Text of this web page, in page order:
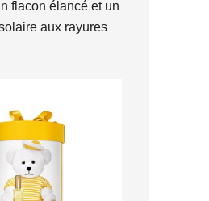
flacon élancé et un
aux rayures